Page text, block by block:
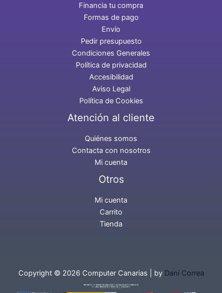
Financia tu compra
Formas de pago
Envío
Pedir presupuesto
Condiciones Generales
Política de privacidad
Accesibilidad
Aviso Legal
Política de Cookies
Atención al cliente
Quiénes somos
Contacta con nosotros
Mi cuenta
Otros
Mi cuenta
Carrito
Tienda
Copyright © 2026 Computer Canarias | by Dani Correa